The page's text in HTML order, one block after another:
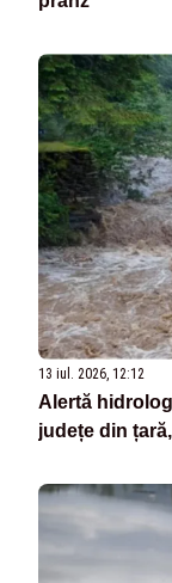
13 iul. 2026, 12:12
Alertă
județe din